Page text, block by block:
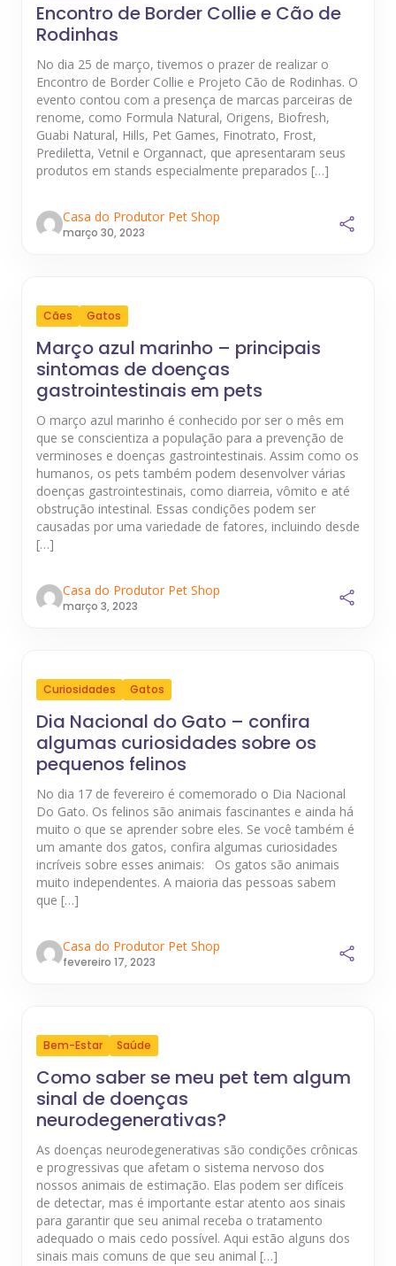
Encontro de Border Collie e Cão de
Rodinhas
No dia 25 de março, tivemos o prazer de realizar o
Encontro de Border Collie e Projeto Cão de Rodinhas. O
evento contou com a presença de marcas parceiras de
renome, como Formula Natural, Origens, Biofresh,
Guabi Natural, Hills, Pet Games, Finotrato, Frost,
Prediletta, Vetnil e Organnact, que apresentaram seus
produtos em stands especialmente preparados […]
Casa do Produtor Pet Shop
março 30, 2023
Cães Gatos
Março azul marinho – principais
sintomas de doenças
gastrointestinais em pets
O março azul marinho é conhecido por ser o mês em
que se conscientiza a população para a prevenção de
verminoses e doenças gastrointestinais. Assim como os
humanos, os pets também podem desenvolver várias
doenças gastrointestinais, como diarreia, vômito e até
obstrução intestinal. Essas condições podem ser
causadas por uma variedade de fatores, incluindo desde
[…]
Casa do Produtor Pet Shop
março 3, 2023
Curiosidades Gatos
Dia Nacional do Gato – confira
algumas curiosidades sobre os
pequenos felinos
No dia 17 de fevereiro é comemorado o Dia Nacional
Do Gato. Os felinos são animais fascinantes e ainda há
muito o que se aprender sobre eles. Se você também é
um amante dos gatos, confira algumas curiosidades
incríveis sobre esses animais: Os gatos são animais
muito independentes. A maioria das pessoas sabem
que […]
Casa do Produtor Pet Shop
fevereiro 17, 2023
Bem-Estar Saúde
Como saber se meu pet tem algum
sinal de doenças
neurodegenerativas?
As doenças neurodegenerativas são condições crônicas
e progressivas que afetam o sistema nervoso dos
nossos animais de estimação. Elas podem ser difíceis
de detectar, mas é importante estar atento aos sinais
para garantir que seu animal receba o tratamento
adequado o mais cedo possível. Aqui estão alguns dos
sinais mais comuns de que seu animal […]